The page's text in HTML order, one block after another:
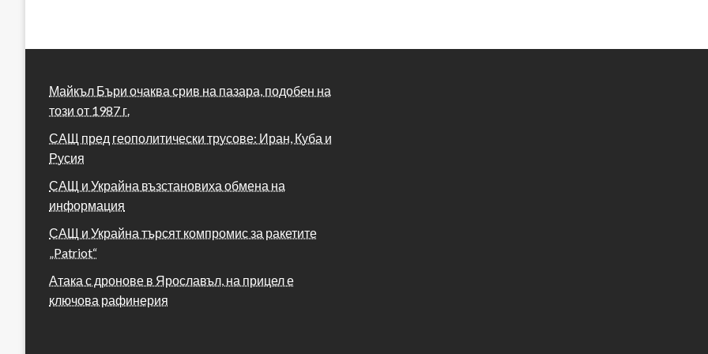
Майкъл Бъри очаква срив на пазара, подобен на
този от 1987 г.
САЩ пред геополитически трусове: Иран, Куба и
Русия
САЩ и Украйна възстановиха обмена на
информация
САЩ и Украйна търсят компромис за ракетите
„Patriot“
Атака с дронове в Ярославъл, на прицел е
ключова рафинерия